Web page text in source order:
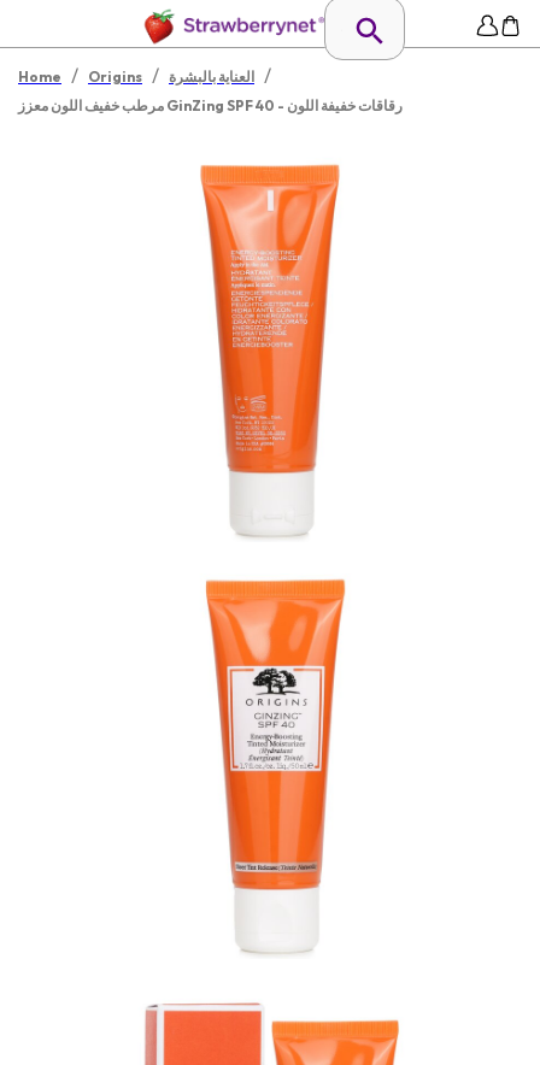
Home / Origins / العناية بالبشرة /
مرطب خفيف اللون معزز GinZing SPF 40 - رقاقات خفيفة اللون